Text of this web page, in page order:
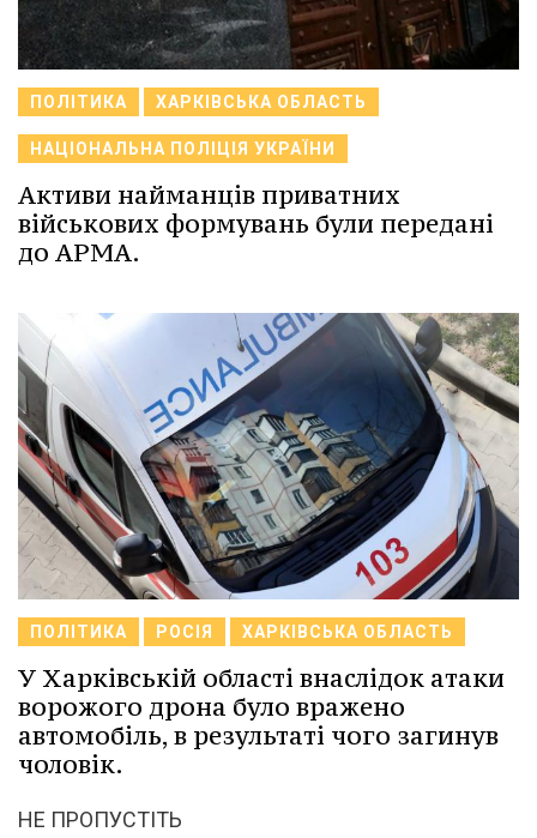
ПОЛІТИКА ХАРКІВСЬКА ОБЛАСТЬ
НАЦІОНАЛЬНА ПОЛІЦІЯ УКРАЇНИ
Активи найманців приватних
військових формувань були передані
до АРМА.
ПОЛІТИКА РОСІЯ ХАРКІВСЬКА ОБЛАСТЬ
У Харківській області внаслідок атаки
ворожого дрона було вражено
автомобіль, в результаті чого загинув
чоловік.
НЕ ПРОПУСТІТЬ